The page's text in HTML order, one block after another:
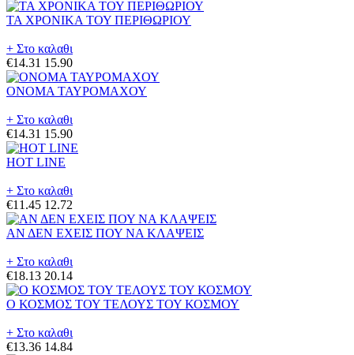
ΤΑ ΧΡΟΝΙΚΑ ΤΟΥ ΠΕΡΙΘΩΡΙΟΥ
+ Στο καλαθι
€14.31 15.90
ΟΝΟΜΑ ΤΑΥΡΟΜΑΧΟΥ
+ Στο καλαθι
€14.31 15.90
HOT LINE
+ Στο καλαθι
€11.45 12.72
ΑΝ ΔΕΝ ΕΧΕΙΣ ΠΟΥ ΝΑ ΚΛΑΨΕΙΣ
+ Στο καλαθι
€18.13 20.14
Ο ΚΟΣΜΟΣ ΤΟΥ ΤΕΛΟΥΣ ΤΟΥ ΚΟΣΜΟΥ
+ Στο καλαθι
€13.36 14.84